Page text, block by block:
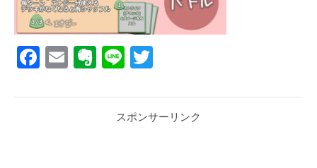
Facebook
EmailEvernote
Line
スポンサーリンク